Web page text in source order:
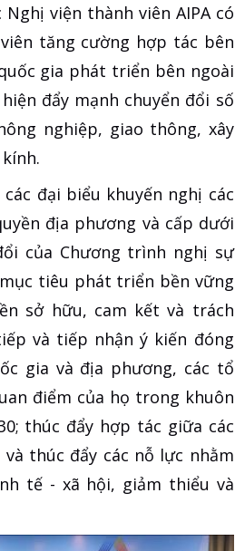
viện thành viên AIPA có
tăng cường hợp tác bên
gia phát triển bên ngoài
đẩy mạnh chuyển đổi số
nghiệp, giao thông, xây
đại biểu khuyến nghị các
địa phương và cấp dưới
của Chương trình nghị sự
tiêu phát triển bền vững
sở hữu, cam kết và trách
và tiếp nhận ý kiến đóng
gia và địa phương, các tổ
điểm của họ trong khuôn
thúc đẩy hợp tác giữa các
thúc đẩy các nỗ lực nhằm
tế - xã hội, giảm thiểu và